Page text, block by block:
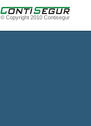
© Copyright 2010 Contisegur